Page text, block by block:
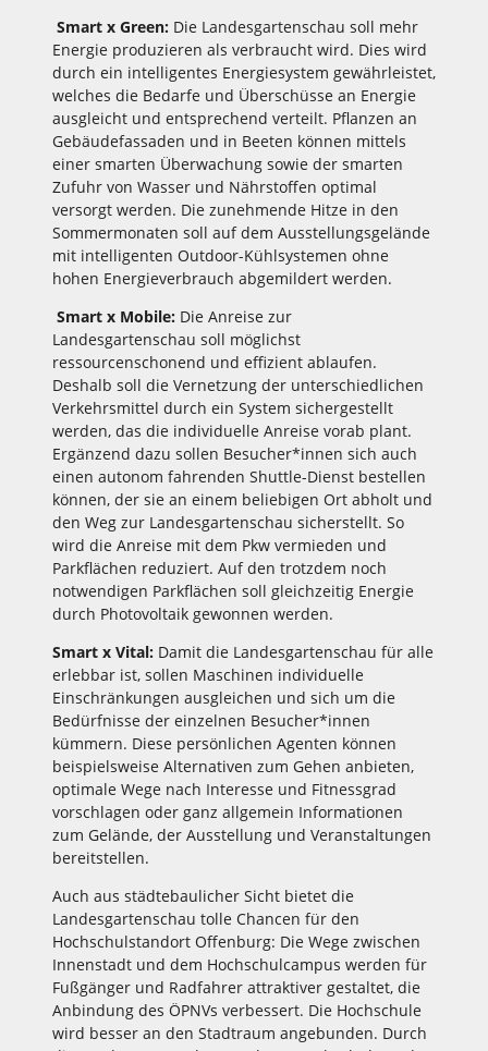
Smart x Green:Die Landesgartenschau soll mehr
Energie produzieren als verbraucht wird. Dies wird
durch ein intelligentes Energiesystem gewährleistet,
welches die Bedarfe und Überschüsse an Energie
ausgleicht und entsprechend verteilt. Pflanzen an
Gebäudefassaden und in Beeten können mittels
einer smarten Überwachung sowie der smarten
Zufuhr von Wasser und Nährstoffen optimal
versorgt werden. Die zunehmende Hitze in den
Sommermonaten soll auf dem Ausstellungsgelände
mit intelligenten Outdoor-Kühlsystemen ohne
hohen Energieverbrauch abgemildert werden.
Smart x Mobile:Die Anreise zur
Landesgartenschau soll möglichst
ressourcenschonend und effizient ablaufen.
Deshalb soll die Vernetzung der unterschiedlichen
Verkehrsmittel durch ein System sichergestellt
werden, das die individuelle Anreise vorab plant.
Ergänzend dazu sollen Besucher*innen sich auch
einen autonom fahrenden Shuttle-Dienst bestellen
können, der sie an einem beliebigen Ort abholt und
den Weg zur Landesgartenschau sicherstellt. So
wird die Anreise mit dem Pkw vermieden und
Parkflächen reduziert. Auf den trotzdem noch
notwendigen Parkflächen soll gleichzeitig Energie
durch Photovoltaik gewonnen werden.
Smart x Vital:Damit die Landesgartenschau für alle
erlebbar ist, sollen Maschinen individuelle
Einschränkungen ausgleichen und sich um die
Bedürfnisse der einzelnen Besucher*innen
kümmern. Diese persönlichen Agenten können
beispielsweise Alternativen zum Gehen anbieten,
optimale Wege nach Interesse und Fitnessgrad
vorschlagen oder ganz allgemein Informationen
zum Gelände, der Ausstellung und Veranstaltungen
bereitstellen.
Auch aus städtebaulicher Sicht bietet die
Landesgartenschau tolle Chancen für den
Hochschulstandort Offenburg: Die Wege zwischen
Innenstadt und dem Hochschulcampus werden für
Fußgänger und Radfahrer attraktiver gestaltet, die
Anbindung des ÖPNVs verbessert. Die Hochschule
wird besser an den Stadtraum angebunden. Durch